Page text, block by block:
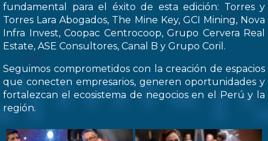
fundamental para el éxito de esta edición: Torres y
Torres Lara Abogados, The Mine Key, GCI Mining, Nova
Infra Invest, Coopac Centrocoop, Grupo Cervera Real
Estate, ASE Consultores, Canal B y Grupo Coril.
Seguimos comprometidos con la creación de espacios
que conecten empresarios, generen oportunidades y
fortalezcan el ecosistema de negocios en el Perú y la
región.